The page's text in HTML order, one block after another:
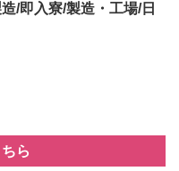
/即入寮/製造・工場/日
ら